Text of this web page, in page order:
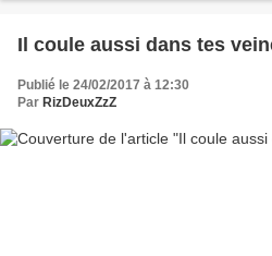
Il coule aussi dans tes
Publié le 24/02/2017 à 12:30
Par RizDeuxZzZ